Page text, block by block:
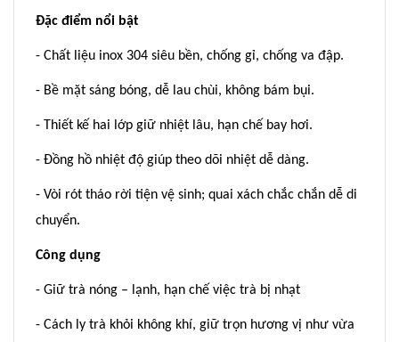
Đặc điểm nổi bật
- Chất liệu inox 304 siêu bền, chống gỉ, chống va đập.
- Bề mặt sáng bóng, dễ lau chùi, không bám bụi.
- Thiết kế hai lớp giữ nhiệt lâu, hạn chế bay hơi.
- Đồng hồ nhiệt độ giúp theo dõi nhiệt dễ dàng.
- Vòi rót tháo rời tiện vệ sinh; quai xách chắc chắn dễ di
chuyển.
Công dụng
- Giữ trà nóng – lạnh, hạn chế việc trà bị nhạt
- Cách ly trà khỏi không khí, giữ trọn hương vị như vừa